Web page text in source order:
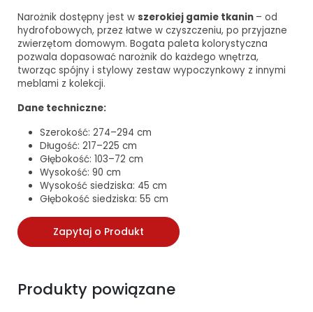
Narożnik dostępny jest w szerokiej gamie tkanin – od
hydrofobowych, przez łatwe w czyszczeniu, po przyjazne
zwierzętom domowym. Bogata paleta kolorystyczna
pozwala dopasować narożnik do każdego wnętrza,
tworząc spójny i stylowy zestaw wypoczynkowy z innymi
meblami z kolekcji.
Dane techniczne:
Szerokość: 274–294 cm
Długość: 217–225 cm
Głębokość: 103–72 cm
Wysokość: 90 cm
Wysokość siedziska: 45 cm
Głębokość siedziska: 55 cm
Zapytaj o Produkt
Produkty powiązane